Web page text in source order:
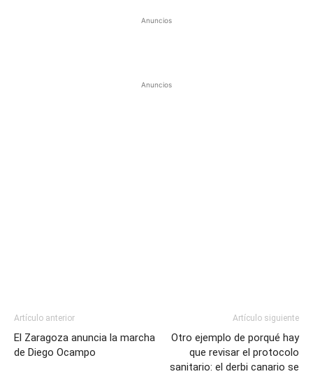
Anuncios
Anuncios
Artículo anterior
El Zaragoza anuncia la marcha
de Diego Ocampo
Artículo siguiente
Otro ejemplo de porqué hay
que revisar el protocolo
sanitario: el derbi canario se